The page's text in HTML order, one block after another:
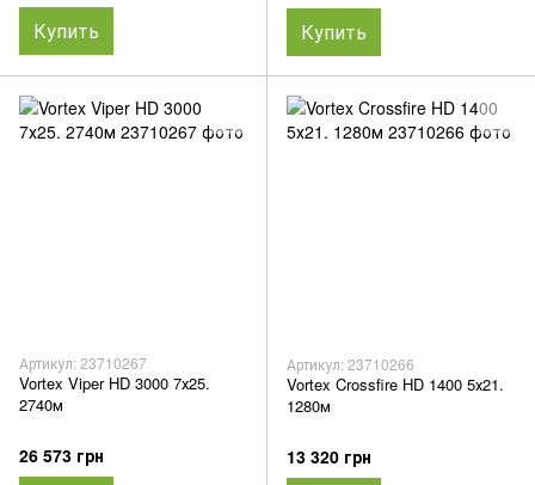
Купить Купить
Артикул: 23710267
Vortex Viper HD 3000 7х25.
2740м
26 573 грн
Артикул: 23710266
Vortex Crossfire HD 1400 5х21.
1280м
13 320 грн